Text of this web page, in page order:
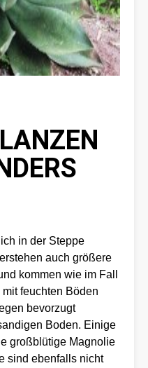
in der Steppe
auch größere
kommen wie im Fall
feuchten Böden
bevorzugt
Boden. Einige
großblütige Magnolie
sind ebenfalls nicht